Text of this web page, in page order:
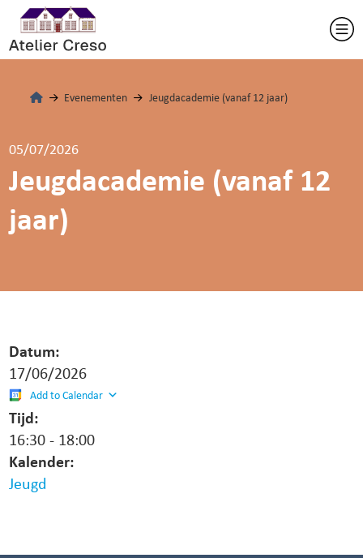
Evenementen Jeugdacademie (vanaf 12 jaar)
05/07/2026
Jeugdacademie (vanaf 12
jaar)
Datum:
17/06/2026
Add to Calendar
Tijd:
16:30- 18:00
Kalender:
Jeugd